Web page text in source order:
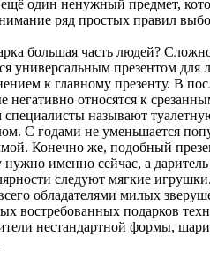
ещё один ненужный предмет,
ряд простых правил
большая часть людей?
универсальным презентом для
к главному презенту. В
негативно относятся к
называют
С годами не уменьшается
Конечно же, подобный
именно сейчас, а даритель
следуют мягкие
обладателями милых
востребованных подарков
нестандартной формы,